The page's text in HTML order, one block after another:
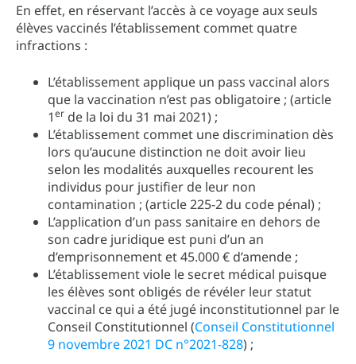
En effet, en réservant l’accès à ce voyage aux seuls
élèves vaccinés l’établissement commet quatre
infractions :
L’établissement applique un pass vaccinal alors
que la vaccination n’est pas obligatoire ; (article
1er de la loi du 31 mai 2021) ;
L’établissement commet une discrimination dès
lors qu’aucune distinction ne doit avoir lieu
selon les modalités auxquelles recourent les
individus pour justifier de leur non
contamination ; (article 225-2 du code pénal) ;
L’application d’un pass sanitaire en dehors de
son cadre juridique est puni d’un an
d’emprisonnement et 45.000 € d’amende ;
L’établissement viole le secret médical puisque
les élèves sont obligés de révéler leur statut
vaccinal ce qui a été jugé inconstitutionnel par le
Conseil Constitutionnel (Conseil Constitutionnel
9 novembre 2021 DC n°2021-828) ;